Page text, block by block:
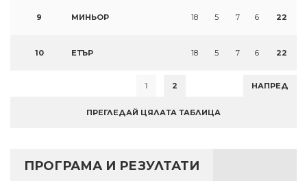
9 МИНЬОР 18 5 7 6 22
10 ЕТЪР 18 5 7 6 22
1 2 НАПРЕД
ПРЕГЛЕДАЙ ЦЯЛАТА ТАБЛИЦА
ПРОГРАМА И РЕЗУЛТАТИ